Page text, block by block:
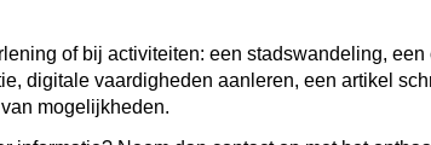
of bij activiteiten: een stadswandeling, een
digitale vaardigheden aanleren, een artikel
mogelijkheden.